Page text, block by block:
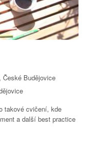
České Budějovice
takové cvičení, kde
a další best practice